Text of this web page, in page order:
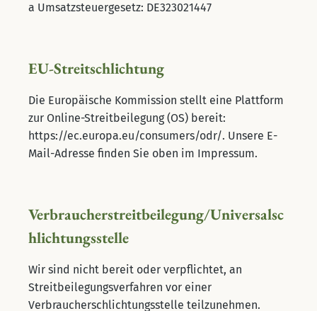
a Umsatzsteuergesetz: DE323021447
EU-Streitschlichtung
Die Europäische Kommission stellt eine Plattform
zur Online-Streitbeilegung (OS) bereit:
https://ec.europa.eu/consumers/odr/. Unsere E-
Mail-Adresse finden Sie oben im Impressum.
Verbraucherstreitbeilegung/Universalsc
hlichtungsstelle
Wir sind nicht bereit oder verpflichtet, an
Streitbeilegungsverfahren vor einer
Verbraucherschlichtungsstelle teilzunehmen.